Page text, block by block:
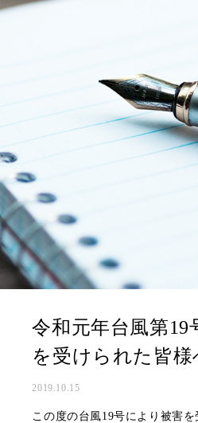
令和元年台風第19
を受けられた皆様
2019.10.15
この度の台風19号により被害